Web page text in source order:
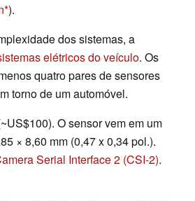
).
dos sistemas, a
elétricos do veículo. Os
quatro pares de sensores
torno de um automóvel.
O sensor vem em um
× 8,60 mm (0,47 x 0,34 pol.).
Serial Interface 2 (CSI-2).